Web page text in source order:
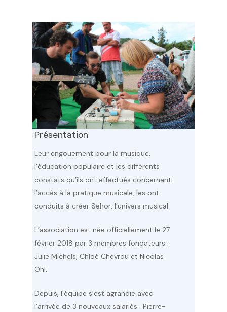
Présentation
Leur engouement pour la musique,
l’éducation populaire et les différents
constats qu’ils ont effectuésconcernant
l’accès à la pratiquemusicale, les ont
conduits à créer Sehor, l’univers musical.
L’association est née officiellement le27
février 2018 par 3 membresfondateurs :
Julie Michels, Chloé Chevrou et Nicolas
Ohl.
Depuis, l’équipe s’est agrandie avec
l’arrivée de 3 nouveaux salariés :Pierre-